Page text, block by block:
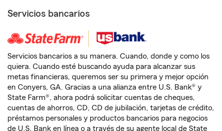
Servicios bancarios
Servicios bancarios a su manera. Cuando, donde y como los
quiera. Cuando esté buscando ayuda para alcanzar sus
metas financieras, queremos ser su primera y mejor opción
en Conyers, GA. Gracias a una alianza entre U.S. Bank® y
State Farm®, ahora podrá solicitar cuentas de cheques,
cuentas de ahorros, CD, CD de jubilación, tarjetas de crédito,
préstamos personales y productos bancarios para negocios
de U.S. Bank en línea o a través de su agente local de State